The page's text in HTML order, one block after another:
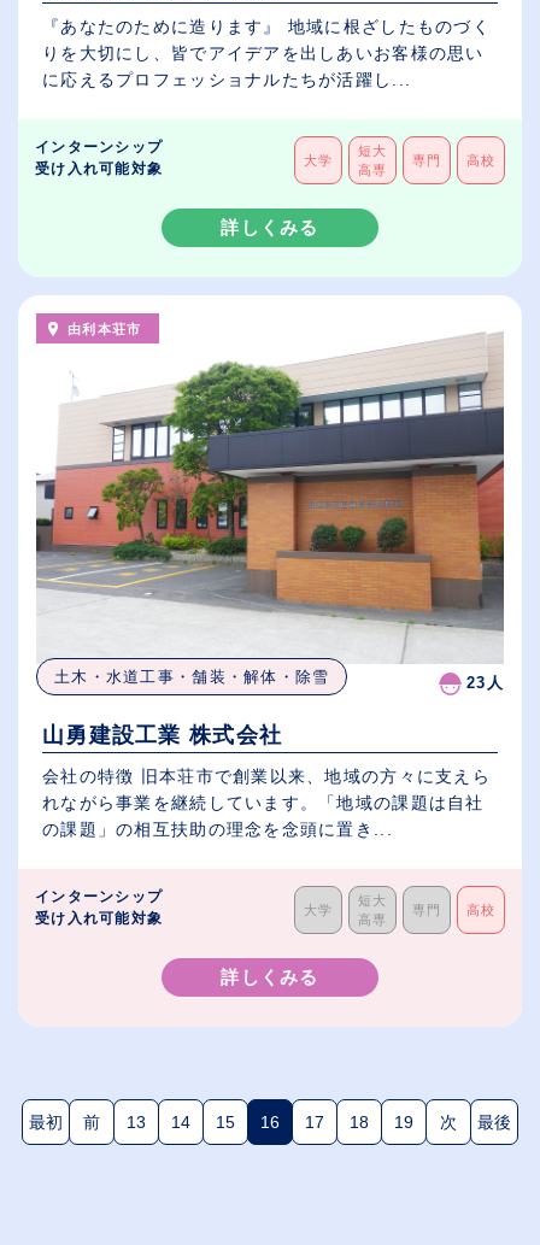
『あなたのために造ります』 地域に根ざしたものづく
りを大切にし、皆でアイデアを出しあいお客様の思い
に応えるプロフェッショナルたちが活躍し...
インターンシップ
受け入れ可能対象
大学
短大
高専
専門 高校
詳しくみる
由利本荘市
土木・水道工事・舗装・解体・除雪 23人
山勇建設工業 株式会社
会社の特徴 旧本荘市で創業以来、地域の方々に支えら
れながら事業を継続しています。「地域の課題は自社
の課題」の相互扶助の理念を念頭に置き...
インターンシップ
受け入れ可能対象
大学
短大
高専
専門 高校
詳しくみる
最初 前 13 14 15 16(現在のページ)
17 18 19 次 最後